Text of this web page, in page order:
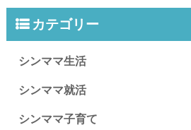
カテゴリー
シンママ生活
シンママ就活
シンママ子育て